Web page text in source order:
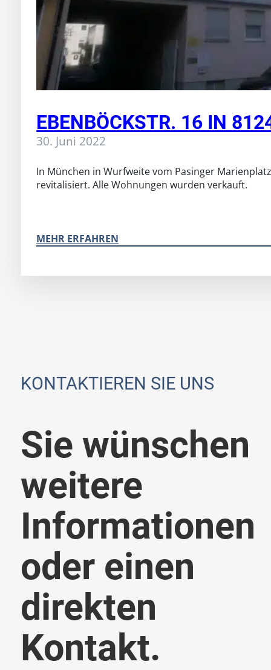
EBENBÖCKSTR. 16 IN
30. Juni 2022
In München in Wurfweite vom Pasinger
revitalisiert. Alle Wohnungen wurden verkauft.
MEHR ERFAHREN
KONTAKTIEREN SIE UNS
Sie wünschen
weitere
Informationen
oder einen
direkten
Kontakt.